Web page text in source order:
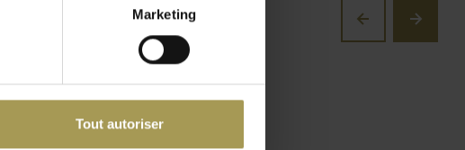
Marketing
Tout autoriser